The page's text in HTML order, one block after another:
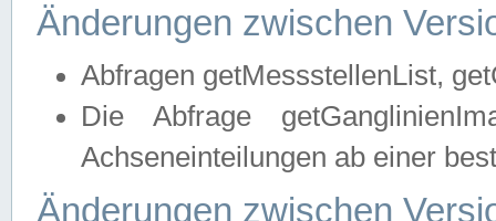
Änderungen zwischen
Abfragen getMessstellenList,
Die Abfrage
Achseneinteilungen ab einer
Änderungen zwischen